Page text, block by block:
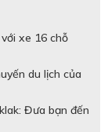
xe 16 chỗ
du lịch của
Đưa bạn đến